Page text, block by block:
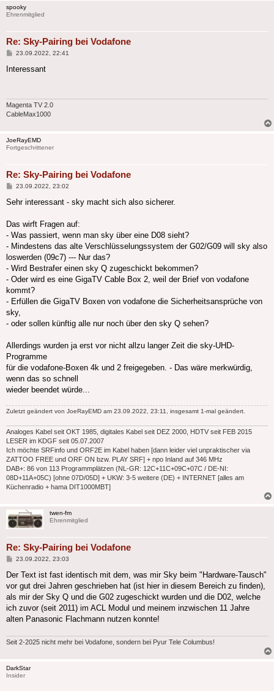
spooky
Ehrenmitglied
Re: Sky-Pairing bei Vodafone
Beitrag
23.09.2022, 22:41
Interessant
Magenta TV 2.0
CableMax1000
JoeRayEMD
Fortgeschrittener
Re: Sky-Pairing bei Vodafone
Beitrag
23.09.2022, 23:02
Sehr interessant - sky macht sich also sicherer.
Das wirft Fragen auf:
- Was passiert, wenn man sky über eine D08 sieht?
- Mindestens das alte Verschlüsselungssystem der G02/G09 will sky also
loswerden (09c7) --- Nur das?
- Wird Bestrafer einen sky Q zugeschickt bekommen?
- Oder wird es eine GigaTV Cable Box 2, weil der Brief von vodafone
kommt?
- Erfüllen die GigaTV Boxen von vodafone die Sicherheitsansprüche von
sky,
- oder sollen künftig alle nur noch über den sky Q sehen?
Allerdings wurden ja erst vor nicht allzu langer Zeit die sky-UHD-
Programme
für die vodafone-Boxen 4k und 2 freigegeben. - Das wäre merkwürdig,
wenn das so schnell
wieder beendet würde...
Zuletzt geändert von JoeRayEMD am 23.09.2022, 23:11, insgesamt 1-mal geändert.
Analoges Kabel seit OKT 1985, digitales Kabel seit DEZ 2000, HDTV seit FEB 2015
LESER im KDGF seit 05.07.2007
Ich möchte SRFinfo und ORF2E im Kabel haben [dann leider viel unpraktischer via
ZATTOO FREE und ORF ON bzw. PLAY SRF] + npo Inland auf 346 MHz
DAB+: 86 von 113 Programmplätzen (NL-GR: 12C+11C+09C+07C / DE-NI:
08D+11A+05C) [ohne 07D/05D] + UKW: 3-5 weitere (DE) + INTERNET [alles am
Küchenradio + hama DIT1000MBT]
twen-fm
Ehrenmitglied
Re: Sky-Pairing bei Vodafone
Beitrag
23.09.2022, 23:03
Der Text ist fast identisch mit dem, was mir Sky beim "Hardware-Tausch"
vor gut drei Jahren geschrieben hat (ist hier in diesem Bereich zu finden),
als mir der Sky Q und die G02 zugeschickt wurden und die D02, welche
ich zuvor (seit 2011) im ACL Modul und meinem inzwischen 11 Jahre
alten Panasonic Flachmann nutzen konnte!
Seit 2-2025 nicht mehr bei Vodafone, sondern bei Pyur Tele Columbus!
DarkStar
Insider